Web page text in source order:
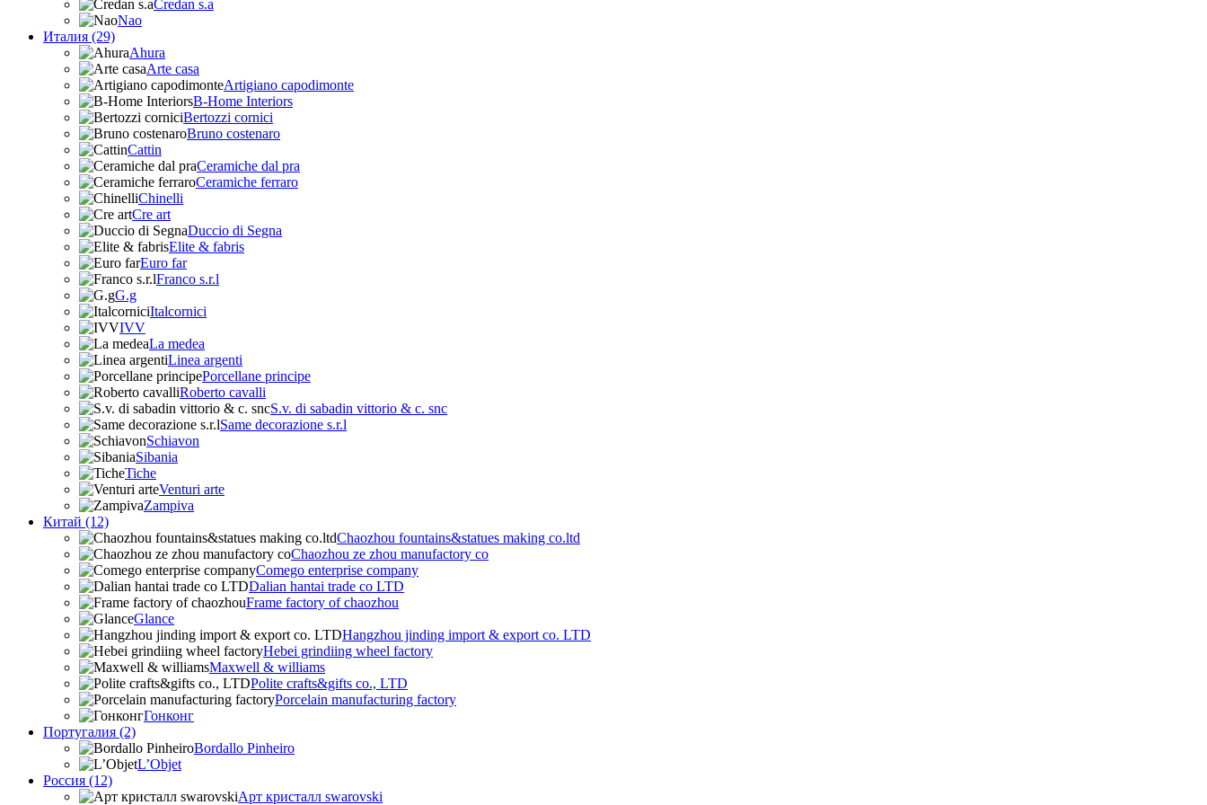
Credan s.a
Nao
Италия (29)
Ahura
Arte casa
Artigiano capodimonte
B-Home Interiors
Bertozzi cornici
Bruno costenaro
Cattin
Ceramiche dal pra
Ceramiche ferraro
Chinelli
Cre art
Duccio di Segna
Elite & fabris
Euro far
Franco s.r.l
G.g
Italcornici
IVV
La medea
Linea argenti
Porcellane principe
Roberto cavalli
S.v. di sabadin vittorio & c. snc
Same decorazione s.r.l
Schiavon
Sibania
Tiche
Venturi arte
Zampiva
Китай (12)
Chaozhou fountains&statues making co.ltd
Chaozhou ze zhou manufactory co
Comego enterprise company
Dalian hantai trade co LTD
Frame factory of chaozhou
Glance
Hangzhou jinding import & export co. LTD
Hebei grindiing wheel factory
Maxwell & williams
Polite crafts&gifts co., LTD
Porcelain manufacturing factory
Гонконг
Португалия (2)
Bordallo Pinheiro
L’Objet
Россия (12)
Арт кристалл swarovski